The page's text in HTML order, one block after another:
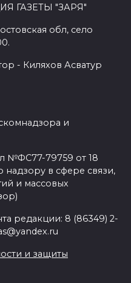
ГАЗЕТЫ "ЗАРЯ"
обл, село
- Киляхов Асватур
и
№ФС77-79759 от 18
в сфере связи,
и массовых
редакции: 8 (86349) 2-
и защиты